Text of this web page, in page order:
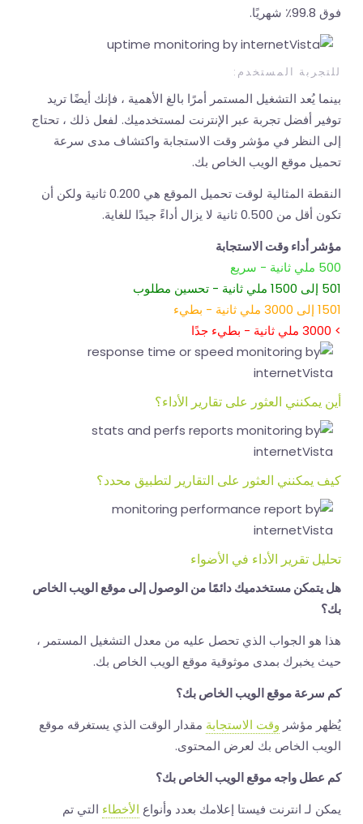
فوق 99.8٪ شهريًا.
للتجربة المستخدم:
بينما يُعد التشغيل المستمر أمرًا بالغ الأهمية ، فإنك أيضًا تريد
توفير أفضل تجربة عبر الإنترنت لمستخدميك. لفعل ذلك ، تحتاج
إلى النظر في مؤشر وقت الاستجابة واكتشاف مدى سرعة
تحميل موقع الويب الخاص بك.
النقطة المثالية لوقت تحميل الموقع هي 0.200 ثانية ولكن أن
تكون أقل من 0.500 ثانية لا يزال أداءً جيدًا للغاية.
مؤشر أداء وقت الاستجابة
500 ملي ثانية - سريع
501 إلى 1500 ملي ثانية - تحسين مطلوب
1501 إلى 3000 ملي ثانية - بطيء
> 3000 ملي ثانية - بطيء جدًا
أين يمكنني العثور على تقارير الأداء؟
كيف يمكنني العثور على التقارير لتطبيق محدد؟
تحليل تقرير الأداء في الأضواء
هل يتمكن مستخدميك دائمًا من الوصول إلى موقع الويب الخاص
بك؟
هذا هو الجواب الذي تحصل عليه من معدل التشغيل المستمر ،
حيث يخبرك بمدى موثوقية موقع الويب الخاص بك.
كم سرعة موقع الويب الخاص بك؟
يُظهر مؤشر وقت الاستجابة مقدار الوقت الذي يستغرقه موقع
الويب الخاص بك لعرض المحتوى.
كم عطل واجه موقع الويب الخاص بك؟
يمكن لـ انترنت فيستا إعلامك بعدد وأنواع الأخطاء التي تم